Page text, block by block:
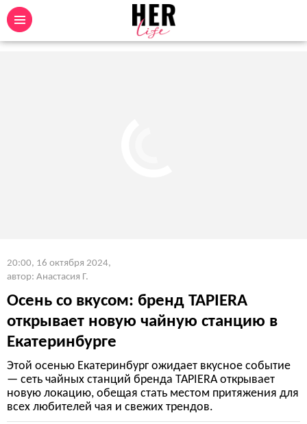
20:00, 16 октября 2024,
автор: Анастасия Г.
Осень со вкусом: бренд TAPIERA
открывает новую чайную станцию в
Екатеринбурге
Этой осенью Екатеринбург ожидает вкусное событие
— сеть чайных станций бренда TAPIERA открывает
новую локацию, обещая стать местом притяжения для
всех любителей чая и свежих трендов.